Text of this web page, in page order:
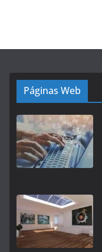
Páginas Web